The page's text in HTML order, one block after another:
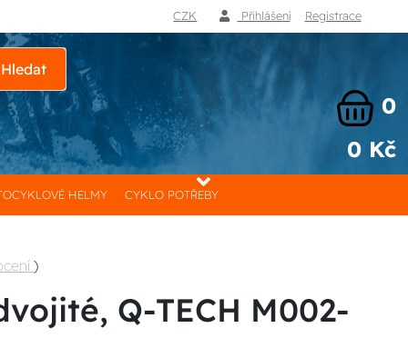
CZK Přihlášení Registrace
Hledat
0
0 Kč
HELMY CYKLO POTŘEBY
)
Q-TECH M002-